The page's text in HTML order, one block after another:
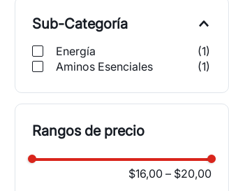
Sub-Categoría
Energía (1)
Aminos Esenciales
(1)
Rangos de precio
$16,00 – $20,00